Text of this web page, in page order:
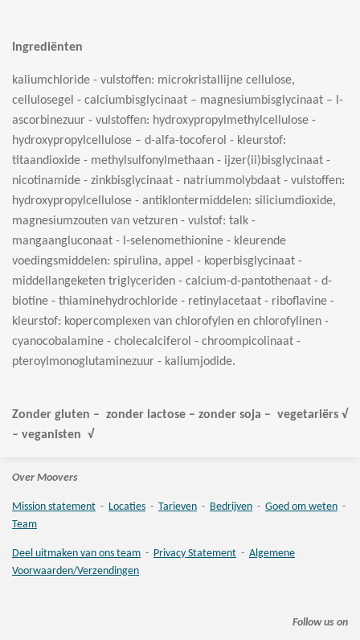
Ingrediënten
kaliumchloride - vulstoffen: microkristallijne cellulose,
cellulosegel - calciumbisglycinaat – magnesiumbisglycinaat – l-
ascorbinezuur - vulstoffen: hydroxypropylmethylcellulose -
hydroxypropylcellulose – d-alfa-tocoferol - kleurstof:
titaandioxide - methylsulfonylmethaan - ijzer(ii)bisglycinaat -
nicotinamide - zinkbisglycinaat - natriummolybdaat - vulstoffen:
hydroxypropylcellulose - antiklontermiddelen: siliciumdioxide,
magnesiumzouten van vetzuren - vulstof: talk -
mangaangluconaat - l-selenomethionine - kleurende
voedingsmiddelen: spirulina, appel - koperbisglycinaat -
middellangeketen triglyceriden - calcium-d-pantothenaat - d-
biotine - thiaminehydrochloride - retinylacetaat - riboflavine -
kleurstof: kopercomplexen van chlorofylen en chlorofylinen -
cyanocobalamine - cholecalciferol - chroompicolinaat -
pteroylmonoglutaminezuur - kaliumjodide.
Zonder gluten – zonder lactose – zonder soja – vegetariërs √
– veganisten √
Over Moovers
Mission statement - Locaties - Tarieven - Bedrijven - Goed om weten -
Team
Deel uitmaken van ons team - Privacy Statement - Algemene
Voorwaarden/Verzendingen
Follow us on